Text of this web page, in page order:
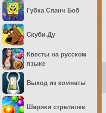
Губка Спанч Боб
Скуби-Ду
Квесты на русском
языке
Выход из комнаты
Шарики стрелялки